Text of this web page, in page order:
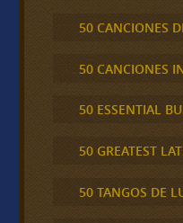
50 CANCIONES
50 CANCIONES
50 ESSENTIAL
50 GREATEST
50 TANGOS DE